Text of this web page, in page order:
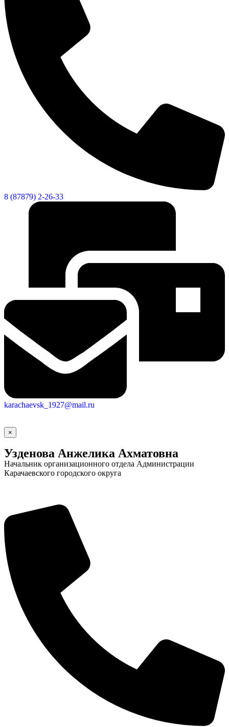
8 (87879) 2-26-33
karachaevsk_1927@mail.ru
×
Узденова Анжелика Ахматовна
Начальник организационного отдела Администрации
Карачаевского городского округа